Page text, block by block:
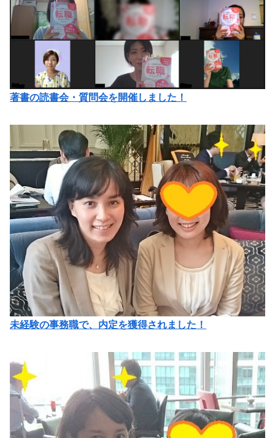
著書の読書会・質問会を開催しました！
未経験の事務職で、内定を獲得されました！